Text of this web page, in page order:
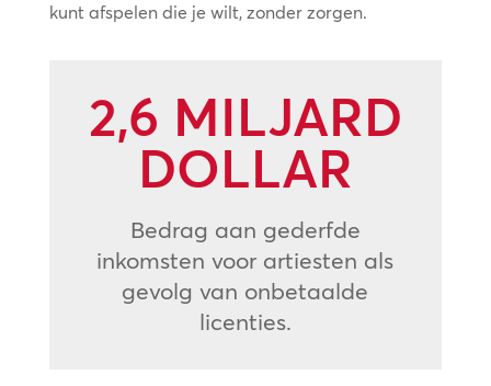
kunt afspelen die je wilt, zonder zorgen.
2,6 MILJARD
DOLLAR
Bedrag aan gederfde
inkomsten voor artiesten als
gevolg van onbetaalde
licenties.